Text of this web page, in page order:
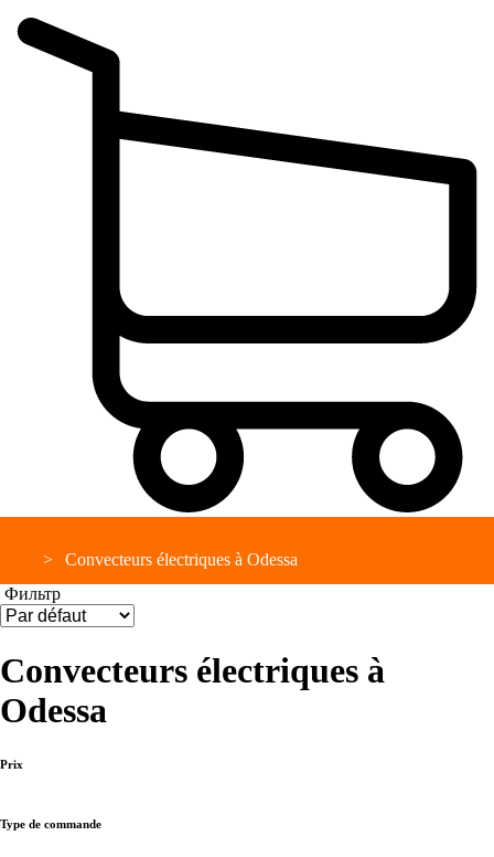
Convecteurs électriques à Odessa
Фильтр
Convecteurs électriques à
Odessa
Prix
Type de commande